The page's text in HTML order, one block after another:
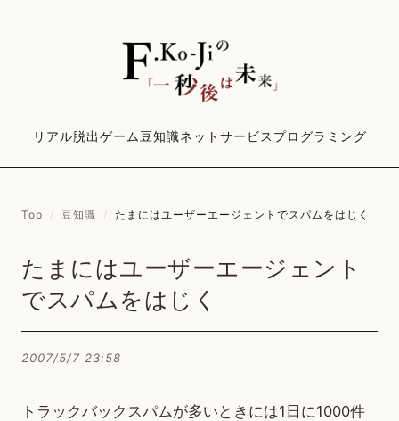
リアル脱出ゲーム豆知識ネットサービス プログラミング
Top / 豆知識 / たまにはユーザーエージェントでスパムをはじく
たまにはユーザーエージェント
でスパムをはじく
2007/5/7 23:58
トラックバックスパムが多いときには1日に1000件